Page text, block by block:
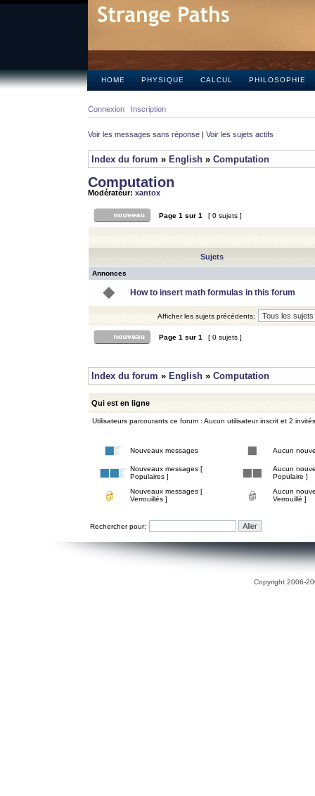
HOME PHYSIQUE CALCUL PHILOSOPHIE
Connexion Inscription
Voir les messages sans réponse | Voir les sujets actifs
Index du forum » English » Computation
Computation
Modérateur: xantox
Page 1 sur 1 [ 0 sujets ]
Sujets
Annonces
How to insert math formulas in this forum
Afficher les sujets précédents:
Page 1 sur 1 [ 0 sujets ]
Index du forum » English » Computation
Qui est en ligne
Utilisateurs parcourants ce forum : Aucun utilisateur inscrit et 2 invités
Nouveaux messages Aucun
Nouveaux messages [
Populaires ]
Aucun
Populaire ]
Nouveaux messages [
Verrouillés ]
Aucun
Verrouillé ]
Rechercher pour:
Copyright 2006-